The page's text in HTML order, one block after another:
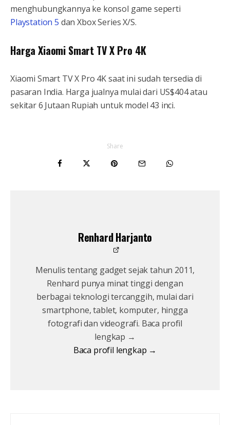
menghubungkannya ke konsol game seperti
Playstation 5 dan Xbox Series X/S.
Harga Xiaomi Smart TV X Pro 4K
Xiaomi Smart TV X Pro 4K saat ini sudah tersedia di
pasaran India. Harga jualnya mulai dari US$404 atau
sekitar 6 Jutaan Rupiah untuk model 43 inci.
Share
Renhard Harjanto
Menulis tentang gadget sejak tahun 2011,
Renhard punya minat tinggi dengan
berbagai teknologi tercanggih, mulai dari
smartphone, tablet, komputer, hingga
fotografi dan videografi. Baca profil
lengkap →
Baca profil lengkap →